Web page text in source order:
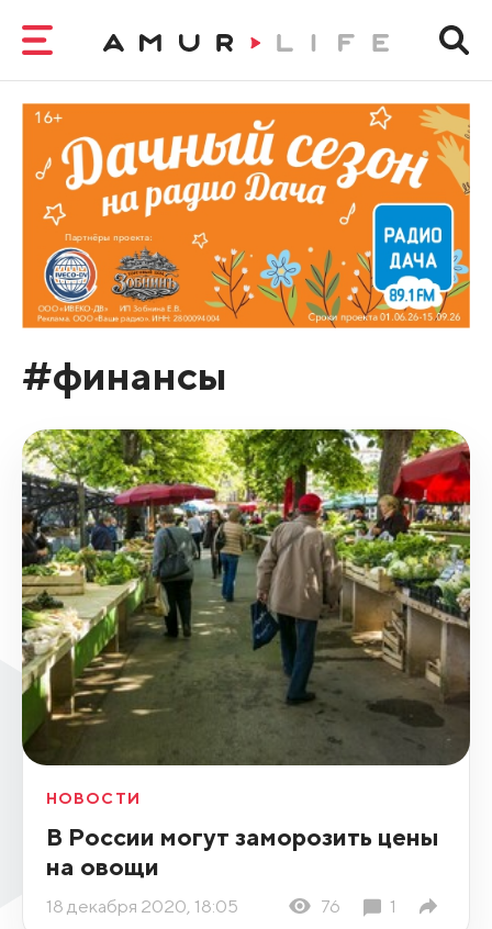
#финансы
НОВОСТИ
В России могут заморозить цены
на овощи
18 декабря 2020, 18:05 76 1